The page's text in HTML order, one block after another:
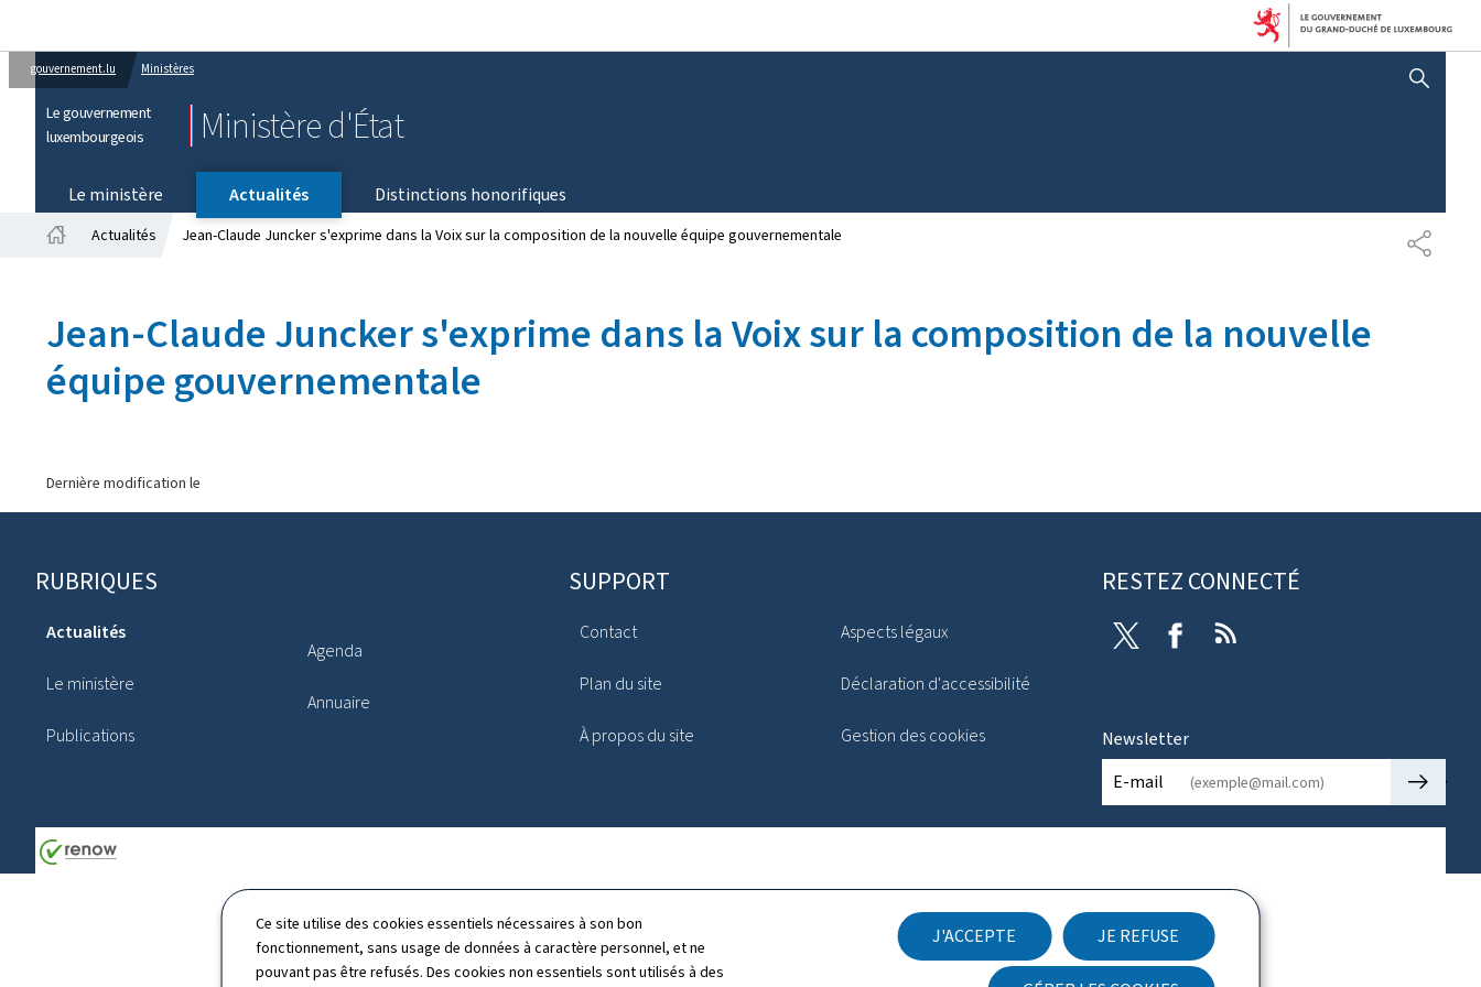
Ce site utilise des cookies essentiels nécessaires à son bon
fonctionnement, sans usage de données à caractère personnel, et ne
pouvant pas être refusés. Des cookies non essentiels sont utilisés à des
J'ACCEPTE JE REFUSE
gouvernement.lu Ministères
Le gouvernement
luxembourgeois
Ministère d'État
AFFICHER / MASQUER
Le ministère Actualités
Distinctions honorifiques
Actualités Jean-Claude Juncker s'exprime dans la Voix sur la composition de la nouvelle équipe gouvernementale
Jean-Claude Juncker s'exprime dans la Voix sur la composition de la nouvelle
équipe gouvernementale
Dernière modification le
Pied
de
RUBRIQUES
Actualités
Le ministère
Publications
Agenda
Annuaire
SUPPORT
Contact
Plan du site
À propos du site
Aspects légaux
Déclaration d'accessibilité
Gestion des cookies
RESTEZ CONNECTÉ
Twitter Facebook
Newsletter
E-mail
🡒